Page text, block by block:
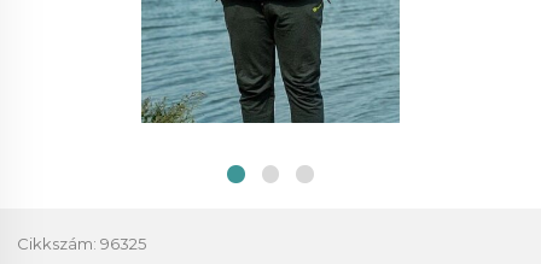
Cikkszám: 96325